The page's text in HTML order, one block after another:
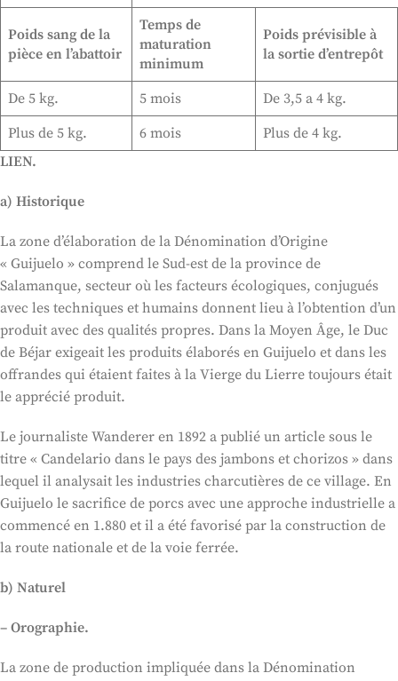
Poids sang de la
pièce en l’abattoir
Temps de
maturation
minimum
Poids prévisible à
la sortie d’entrepôt
De 5 kg. 5 mois
De 3,5 a 4 kg.
Plus de 5 kg.
6 mois
Plus de 4 kg.
LIEN.
a) Historique
La zone d’élaboration de la Dénomination d’Origine
« Guijuelo » comprend le Sud-est de la province de
Salamanque, secteur où les facteurs écologiques, conjugués
avec les techniques et humains donnent lieu à l’obtention d’un
produit avec des qualités propres. Dans la Moyen Âge, le Duc
de Béjar exigeait les produits élaborés en Guijuelo et dans les
offrandes qui étaient faites à la Vierge du Lierre toujours était
le apprécié produit.
Le journaliste Wanderer en 1892 a publié un article sous le
titre « Candelario dans le pays des jambons et chorizos » dans
lequel il analysait les industries charcutières de ce village. En
Guijuelo le sacrifice de porcs avec une approche industrielle a
commencé en 1.880 et il a été favorisé par la construction de
la route nationale et de la voie ferrée.
b) Naturel
– Orographie.
La zone de production impliquée dans la Dénomination